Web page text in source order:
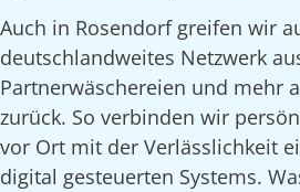
Auch in Rosendorf greifen wir
deutschlandweites Netzwerk
Partnerwäschereien und mehr
zurück. So verbinden wir
vor Ort mit der Verlässlichkeit
digital gesteuerten Systems.